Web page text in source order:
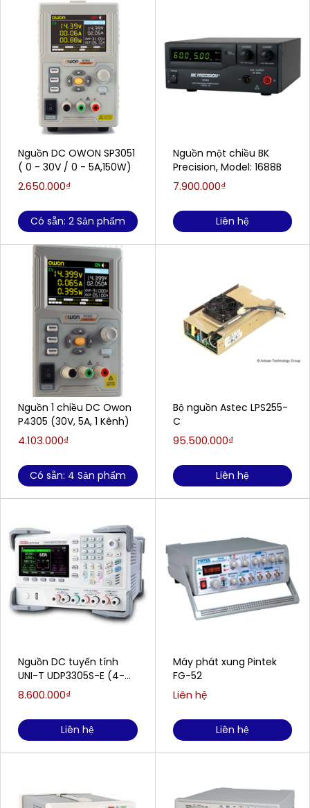
Nguồn DC OWON SP3051
( 0 - 30V / 0 - 5A,150W)
2.650.000₫
Có sẵn: 2 Sản phẩm
Nguồn 1 chiều DC Owon
P4305 (30V, 5A, 1 Kênh)
4.103.000₫
Có sẵn: 4 Sản phẩm
Nguồn DC tuyến tính
UNI-T UDP3305S-E (4-
Kênh, 30V, 5A)
8.600.000₫
Liên hệ
Nguồn một chiều BK
Precision, Model: 1688B
7.900.000₫
Liên hệ
Bộ nguồn Astec LPS255-
C
95.500.000₫
Liên hệ
Máy phát xung Pintek
FG-52
Liên hệ
Liên hệ